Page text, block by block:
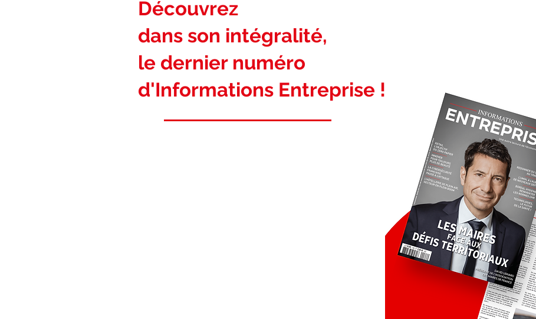
Découvrez
dans son intégralité,
le dernier numéro
d'Informations Entreprise !